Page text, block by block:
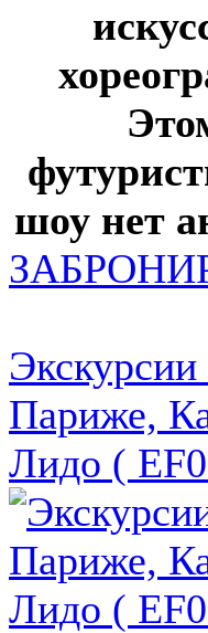
шоу нет
Экскурсии
Париже,
Лидо (